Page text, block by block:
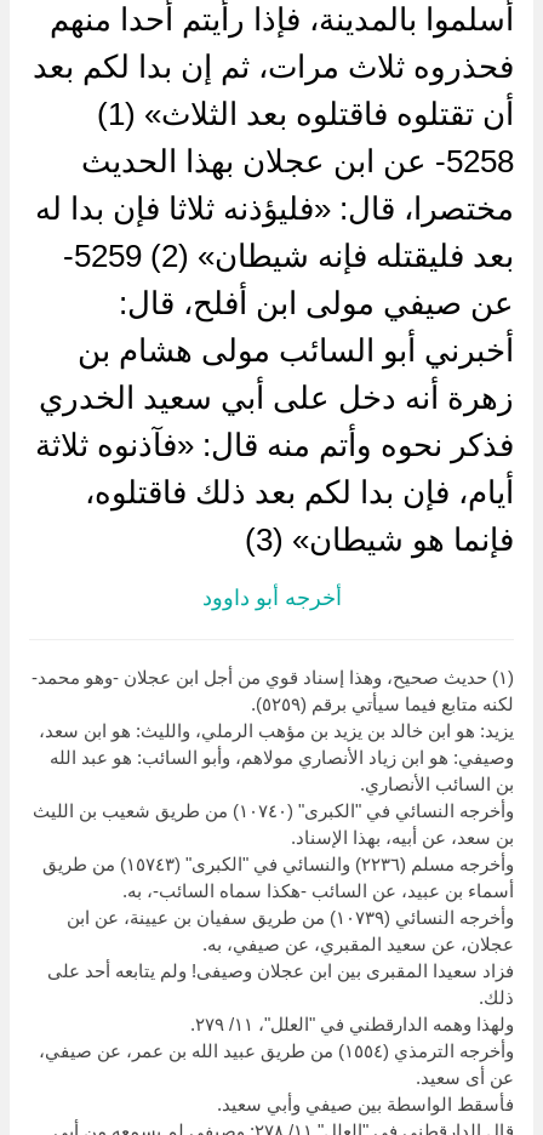
أسلموا بالمدينة، فإذا رأيتم أحدا منهم
فحذروه ثلاث مرات، ثم إن بدا لكم بعد
أن تقتلوه فاقتلوه بعد الثلاث» (1)
5258- عن ابن عجلان بهذا الحديث
مختصرا، قال: «فليؤذنه ثلاثا فإن بدا له
بعد فليقتله فإنه شيطان» (2) 5259-
عن صيفي مولى ابن أفلح، قال:
أخبرني أبو السائب مولى هشام بن
زهرة أنه دخل على أبي سعيد الخدري
فذكر نحوه وأتم منه قال: «فآذنوه ثلاثة
أيام، فإن بدا لكم بعد ذلك فاقتلوه،
فإنما هو شيطان» (3)
أخرجه أبو داوود
(١) حديث صحيح، وهذا إسناد قوي من أجل ابن عجلان -وهو محمد-
لكنه متابع فيما سيأتي برقم (٥٢٥٩).
يزيد: هو ابن خالد بن يزيد بن مؤهب الرملي، والليث: هو ابن سعد،
وصيفي: هو ابن زياد الأنصاري مولاهم، وأبو السائب: هو عبد الله
بن السائب الأنصاري.
وأخرجه النسائي في "الكبرى" (١٠٧٤٠) من طريق شعيب بن الليث
بن سعد، عن أبيه، بهذا الإسناد.
وأخرجه مسلم (٢٢٣٦) والنسائي في "الكبرى" (١٥٧٤٣) من طريق
أسماء بن عبيد، عن السائب -هكذا سماه السائب-، به.
وأخرجه النسائي (١٠٧٣٩) من طريق سفيان بن عيينة، عن ابن
عجلان، عن سعيد المقبري، عن صيفي، به.
فزاد سعيدا المقبرى بين ابن عجلان وصيفى! ولم يتابعه أحد على
ذلك.
ولهذا وهمه الدارقطني في "العلل"، ١١/ ٢٧٩.
وأخرجه الترمذي (١٥٥٤) من طريق عبيد الله بن عمر، عن صيفي،
عن أى سعيد.
فأسقط الواسطة بين صيفي وأبي سعيد.